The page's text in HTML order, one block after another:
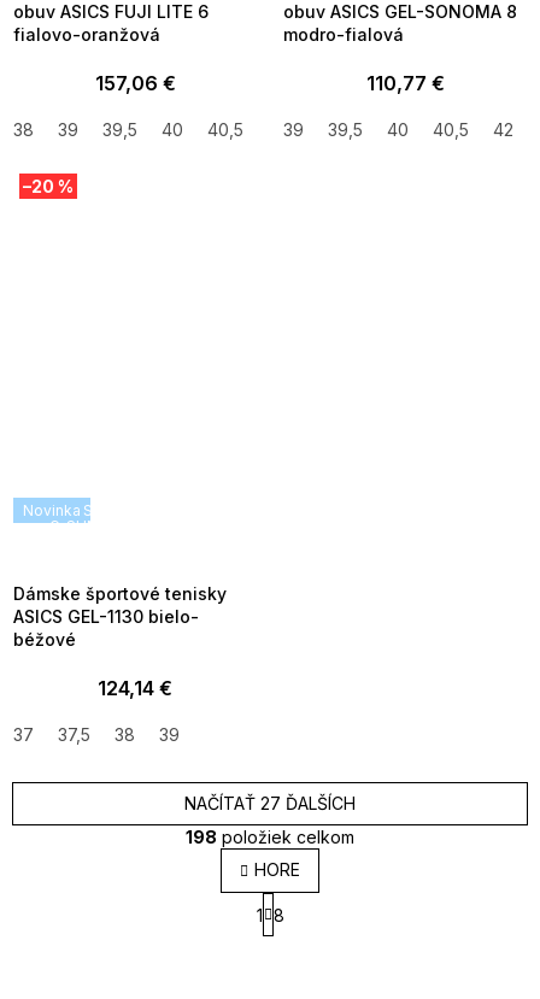
obuv ASICS FUJI LITE 6
fialovo-oranžová
157,06 €
38 39 39,5 40 40,5 42 41,5
obuv ASICS GEL-SONOMA 8
modro-fialová
110,77 €
39 39,5 40 40,5 42
Novinka SUMMER SALE -35% ?
G_SUMMER35:35:EUR:P:f!2026-
–20 %
Dámske športové tenisky
ASICS GEL-1130 bielo-
béžové
124,14 €
37 37,5 38 39
O
v
l
á
NAČÍTAŤ 27 ĎALŠÍCH
S
t
r
1 8
198 položiek celkom
HORE